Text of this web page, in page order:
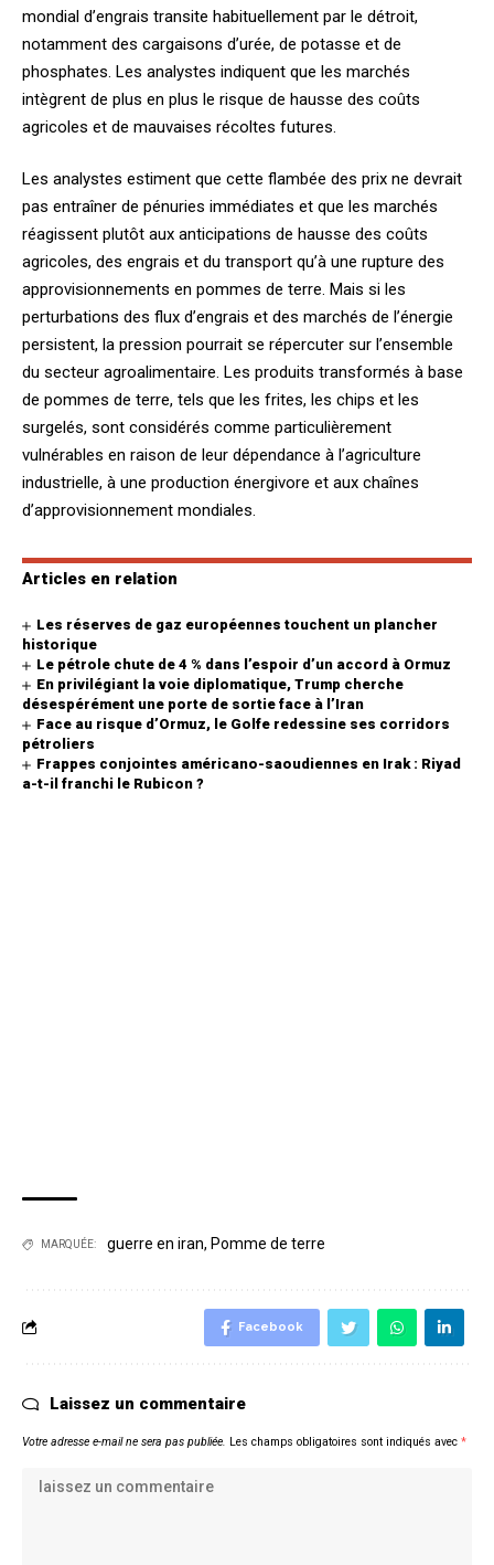
mondial d’engrais transite habituellement par le détroit,
notamment des cargaisons d’urée, de potasse et de
phosphates. Les analystes indiquent que les marchés
intègrent de plus en plus le risque de hausse des coûts
agricoles et de mauvaises récoltes futures.
Les analystes estiment que cette flambée des prix ne devrait
pas entraîner de pénuries immédiates et que les marchés
réagissent plutôt aux anticipations de hausse des coûts
agricoles, des engrais et du transport qu’à une rupture des
approvisionnements en pommes de terre. Mais si les
perturbations des flux d’engrais et des marchés de l’énergie
persistent, la pression pourrait se répercuter sur l’ensemble
du secteur agroalimentaire. Les produits transformés à base
de pommes de terre, tels que les frites, les chips et les
surgelés, sont considérés comme particulièrement
vulnérables en raison de leur dépendance à l’agriculture
industrielle, à une production énergivore et aux chaînes
d’approvisionnement mondiales.
Articles en relation
Les réserves de gaz européennes touchent un plancher
historique
Le pétrole chute de 4 % dans l’espoir d’un accord à Ormuz
En privilégiant la voie diplomatique, Trump cherche
désespérément une porte de sortie face à l’Iran
Face au risque d’Ormuz, le Golfe redessine ses corridors
pétroliers
Frappes conjointes américano-saoudiennes en Irak : Riyad
a-t-il franchi le Rubicon ?
MARQUÉE: guerre en iran, Pomme de terre
Facebook
Laissez un commentaire
Votre adresse e-mail ne sera pas publiée. Les champs obligatoires sont indiqués avec *